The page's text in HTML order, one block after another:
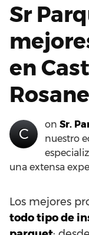
Sr
en
C
on Sr.
nuestro
una extensa
Los mejores
todo tipo de